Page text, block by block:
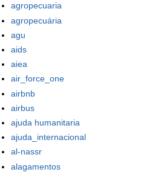
agropecuaria
agropecuária
agu
aids
aiea
air_force_one
airbnb
airbus
ajuda humanitaria
ajuda_internacional
al-nassr
alagamentos